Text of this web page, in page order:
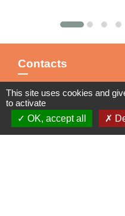
Contacts
Commune de St
4bis place de la
54210 Saint-Nicolas-de-
+33 3 83 48 15 15
This site uses cookies and
to activate
OK, accept all